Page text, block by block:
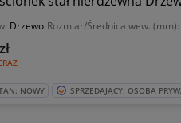
Drzewo Rozmiar/Średnica wew. (mm):
zł
NOWY SPRZEDAJĄCY: OSOBA